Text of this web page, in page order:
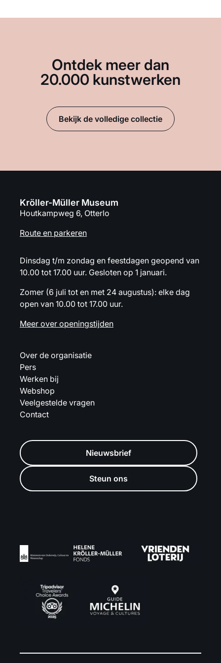
Ontdek meer dan
20.000 kunstwerken
Bekijk de volledige collectie
Kröller-Müller Museum
Houtkampweg 6, Otterlo
Route en parkeren
Dinsdag t/m zondag en feestdagen geopend van
10.00 tot 17.00 uur. Gesloten op 1 januari.
Zomer (6 juli tot en met 24 augustus): elke dag
open van 10.00 tot 17.00 uur.
Meer over openingstijden
Over de organisatie
Pers
Werken bij
Webshop
Veelgestelde vragen
Contact
Nieuwsbrief
Steun ons